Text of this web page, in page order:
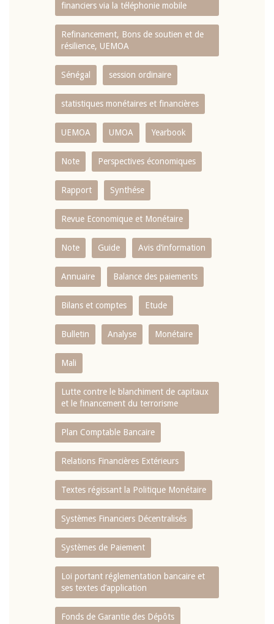
financiers via la téléphonie mobile
Refinancement, Bons de soutien et de
résilience, UEMOA
Sénégal session ordinaire
statistiques monétaires et financières
UEMOA UMOA Yearbook
Note Perspectives économiques
Rapport Synthése
Revue Economique et Monétaire
Note Guide Avis d’information
Annuaire Balance des paiements
Bilans et comptes Etude
Bulletin Analyse Monétaire
Mali
Lutte contre le blanchiment de capitaux
et le financement du terrorisme
Plan Comptable Bancaire
Relations Financières Extérieurs
Textes régissant la Politique Monétaire
Systèmes Financiers Décentralisés
Systèmes de Paiement
Loi portant réglementation bancaire et
ses textes d’application
Fonds de Garantie des Dépôts